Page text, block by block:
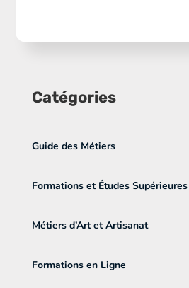
Catégories
Guide des Métiers
Formations et Études Supérieures
Métiers d’Art et Artisanat
Formations en Ligne